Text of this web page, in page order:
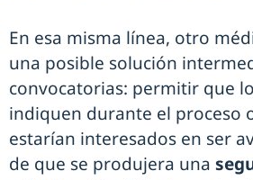
En esa misma línea, otro
una posible solución
convocatorias: permitir que
indiquen durante el proceso
estarían interesados en ser
de que se produjera una